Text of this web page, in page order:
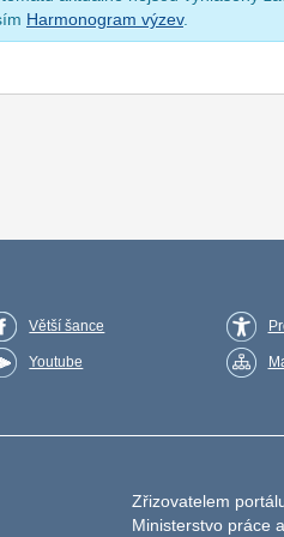
Harmonogram výzev.
Větší šance
Youtube
Zřizovatelem
Ministerstvo práce